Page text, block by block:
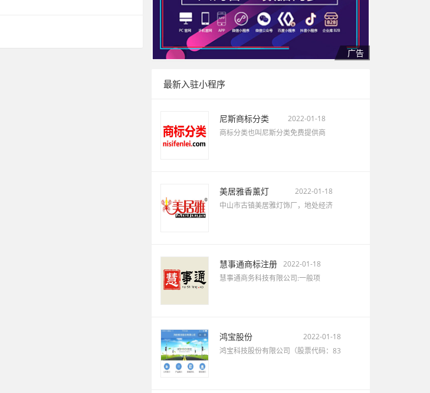
最新入驻小程序
尼斯商标分类
2022-01-18
商标分类也叫尼斯分类免费提供商
美居雅香薰灯
2022-01-18
中山市古镇美居雅灯饰厂，地处经济
慧事通商标注册 2022-01-18
慧事通商务科技有限公司:一般项
鸿宝股份
2022-01-18
鸿宝科技股份有限公司（股票代码：83